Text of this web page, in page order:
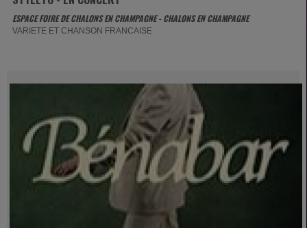
ESPACE FOIRE DE CHALONS EN CHAMPAGNE - CHALONS EN CHAMPAGNE
VARIETE ET CHANSON FRANCAISE